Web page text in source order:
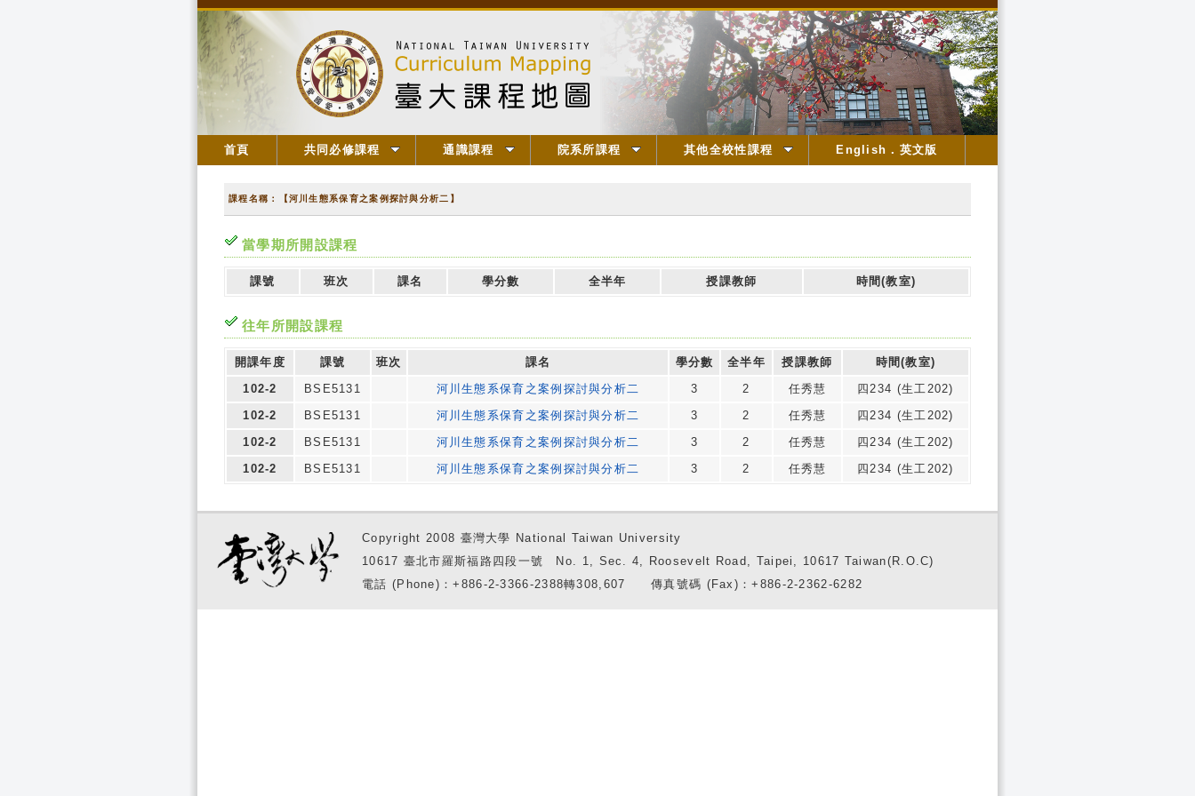
首頁 共同必修課程 通識課程 院系所課程 其他全校性課程 English．英文版
課程名稱：【河川生態系保育之案例探討與分析二】
當學期所開設課程
課號 班次 課名 學分數 全半年 授課教師 時間(教室)
往年所開設課程
開課年度 課號 班次 課名 學分數 全半年 授課教師
時間(教室)
102-2
BSE5131 河川生態系保育之案例探討與分析二 3 2 任秀慧
四234 (生工202)
102-2
BSE5131 河川生態系保育之案例探討與分析二 3 2 任秀慧
四234 (生工202)
102-2
BSE5131 河川生態系保育之案例探討與分析二 3 2 任秀慧
四234 (生工202)
102-2
BSE5131 河川生態系保育之案例探討與分析二 3 2 任秀慧 四234 (生工202)
Copyright 2008 臺灣大學 National Taiwan University
10617 臺北市羅斯福路四段一號 No. 1, Sec. 4, Roosevelt Road, Taipei, 10617 Taiwan(R.O.C)
電話 (Phone)：+886-2-3366-2388轉308,607 傳真號碼 (Fax)：+886-2-2362-6282